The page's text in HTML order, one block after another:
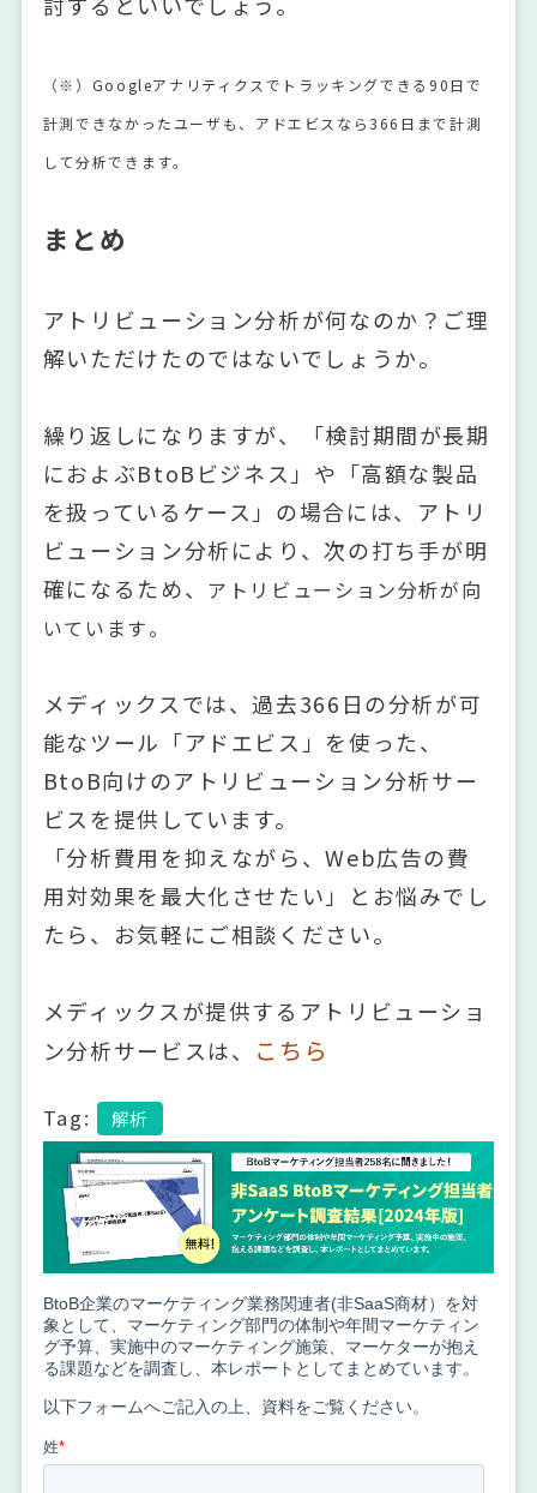
（※）Googleアナリティクスでトラッキングできる90日で
計測できなかったユーザも、アドエビスなら366日まで計測
して分析できます。
まとめ
アトリビューション分析が何なのか？ご理
解いただけたのではないでしょうか。
繰り返しになりますが、「検討期間が長期
におよぶBtoBビジネス」や「高額な製品
を扱っているケース」の場合には、アトリ
ビューション分析により、次の打ち手が明
確になるため、 アトリビューション分析が向
いています。
メディックスでは、過去366日の分析が可
能なツール「アドエビス」を使った、
BtoB向けのアトリビューション分析サー
ビスを提供しています。
「分析費用を抑えながら、Web広告の費
用対効果を最大化させたい」とお悩みでし
たら、お気軽にご相談ください。
メディックスが提供するアトリビューショ
ン分析サービスは、 こちら
Tag: 解析